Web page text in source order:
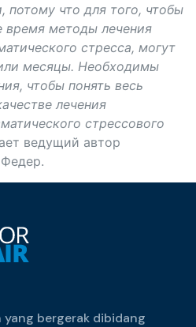
потому что для того, чтобы
время методы лечения
стресса, могут
месяцы. Необходимы
чтобы понять весь
лечения
стрессового
ведущий автор
yang bergerak dibidang